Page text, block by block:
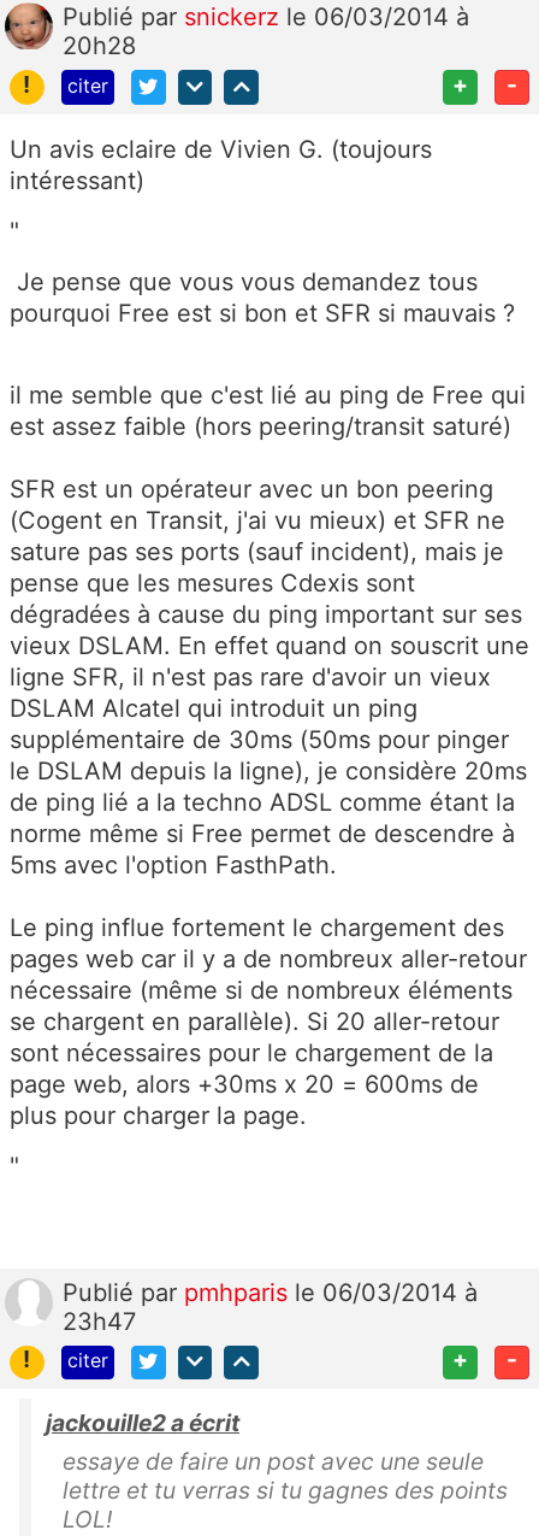
Publié par snickerz le 06/03/2014 à
20h28
!
citer + -
Un avis eclaire de Vivien G. (toujours
intéressant)
"
Je pense que vous vous demandez tous
pourquoi Free est si bon et SFR si mauvais ?
il me semble que c'est lié au ping de Free qui
est assez faible (hors peering/transit saturé)
SFR est un opérateur avec un bon peering
(Cogent en Transit, j'ai vu mieux) et SFR ne
sature pas ses ports (sauf incident), mais je
pense que les mesures Cdexis sont
dégradées à cause du ping important sur ses
vieux DSLAM. En effet quand on souscrit une
ligne SFR, il n'est pas rare d'avoir un vieux
DSLAM Alcatel qui introduit un ping
supplémentaire de 30ms (50ms pour pinger
le DSLAM depuis la ligne), je considère 20ms
de ping lié a la techno ADSL comme étant la
norme même si Free permet de descendre à
5ms avec l'option FasthPath.
Le ping influe fortement le chargement des
pages web car il y a de nombreux aller-retour
nécessaire (même si de nombreux éléments
se chargent en parallèle). Si 20 aller-retour
sont nécessaires pour le chargement de la
page web, alors +30ms x 20 = 600ms de
plus pour charger la page.
"
Publié par pmhparis le 06/03/2014 à
23h47
!
citer + -
jackouille2 a écrit
essaye de faire un post avec une seule
lettre et tu verras si tu gagnes des points
LOL!